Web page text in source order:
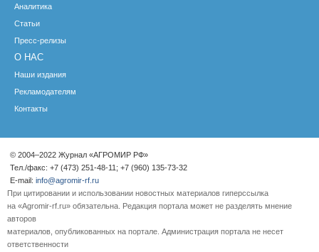
Аналитика
Статьи
Пресс-релизы
О НАС
Наши издания
Рекламодателям
Контакты
© 2004–2022 Журнал «АГРОМИР РФ»
Тел./факс: +7 (473) 251-48-11; +7 (960) 135-73-32
E-mail: info@agromir-rf.ru
При цитировании и использовании новостных материалов гиперссылка
на «Agromir-rf.ru» обязательна. Редакция портала может не разделять мнение
авторов
материалов, опубликованных на портале. Администрация портала не несет
ответственности